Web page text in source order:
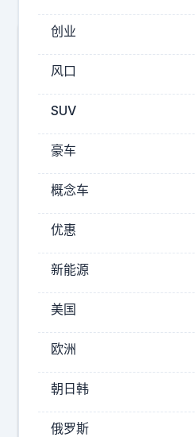
娜
简
直
萌
化
了
！
她
是
创业
风口
SUV
豪车
概念车
优惠
新能源
美国
欧洲
朝日韩
俄罗斯